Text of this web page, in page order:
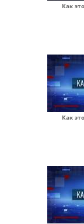
Как
Как